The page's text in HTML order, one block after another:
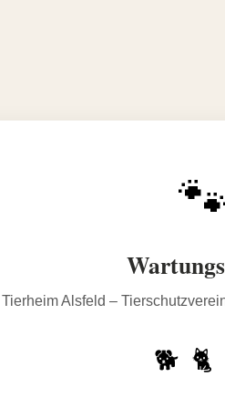
Tierheim Alsfeld –
🐕 🐈